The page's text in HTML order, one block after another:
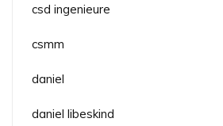
csd ingenieure
csmm
daniel
daniel libeskind